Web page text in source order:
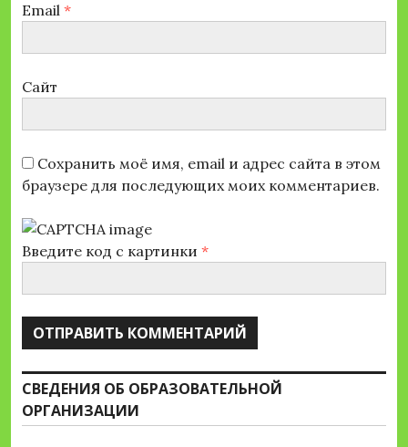
Email *
Сайт
Сохранить моё имя, email и адрес сайта в этом
браузере для последующих моих комментариев.
Введите код с картинки *
СВЕДЕНИЯ ОБ ОБРАЗОВАТЕЛЬНОЙ
ОРГАНИЗАЦИИ